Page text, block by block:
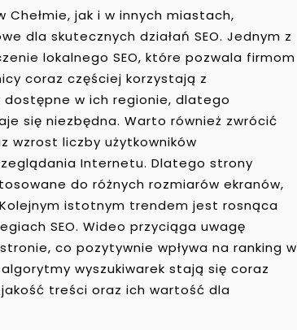
jak i w innych miastach,
dla skutecznych działań SEO. Jednym z
lokalnego SEO, które pozwala firmom
coraz częściej korzystają z
dostępne w ich regionie, dlatego
się niezbędna. Warto również zwrócić
wzrost liczby użytkowników
Internetu. Dlatego strony
do różnych rozmiarów ekranów,
istotnym trendem jest rosnąca
SEO. Wideo przyciąga uwagę
co pozytywnie wpływa na ranking w
wyszukiwarek stają się coraz
treści oraz ich wartość dla